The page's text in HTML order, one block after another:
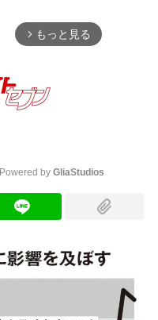
arrow_forward_ios もっと見る
Powered by GliaStudios